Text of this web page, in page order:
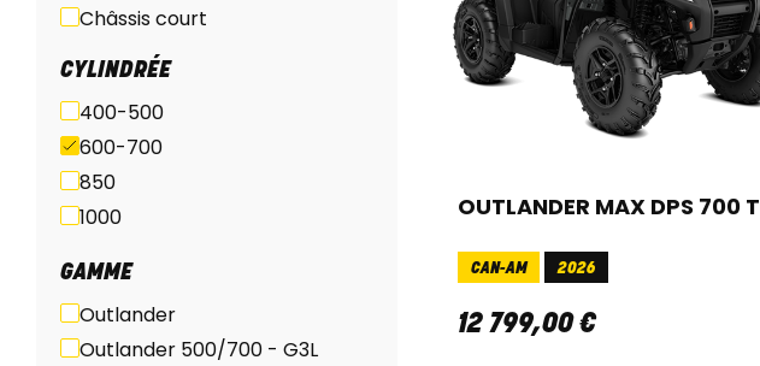
Châssis court
ABS
CYLINDRÉE
400-500
600-700
850
1000
GAMME
Outlander
Outlander 500/700 - G3L
OUTLANDER MAX DPS 700 T
CAN-AM 2026
12 799,00€